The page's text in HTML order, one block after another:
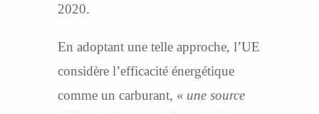
2020.
En adoptant une telle approche, l’UE
considère l’efficacité énergétique
comme un carburant, « une source